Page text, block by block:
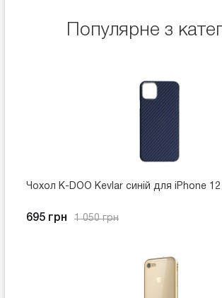
Популярне з
Чохол K-DOO Kevlar синій для iPhone
695 грн 1 050 грн